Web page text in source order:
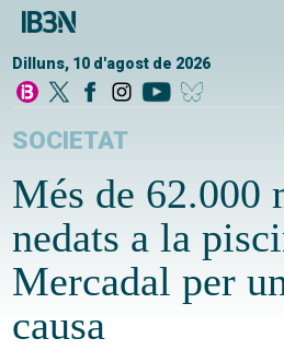
Dilluns, 10 d'agost de 2026
SOCIETAT
Més de 62.000
nedats a la
Mercadal per
causa